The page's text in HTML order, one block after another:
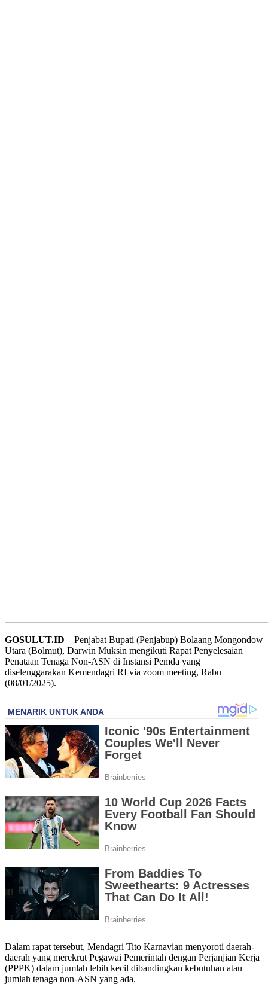
GOSULUT.ID – Penjabat Bupati (Penjabup) Bolaang Mongondow
Utara (Bolmut), Darwin Muksin mengikuti Rapat Penyelesaian
Penataan Tenaga Non-ASN di Instansi Pemda yang
diselenggarakan Kemendagri RI via zoom meeting, Rabu
(08/01/2025).
Dalam rapat tersebut, Mendagri Tito Karnavian menyoroti daerah-
daerah yang merekrut Pegawai Pemerintah dengan Perjanjian Kerja
(PPPK) dalam jumlah lebih kecil dibandingkan kebutuhan atau
jumlah tenaga non-ASN yang ada.